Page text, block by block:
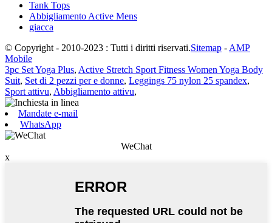
Tank Tops
Abbigliamento Active Mens
giacca
© Copyright - 2010-2023 : Tutti i diritti riservati.Sitemap - AMP
Mobile
3pc Set Yoga Plus, Active Stretch Sport Fitness Women Yoga Body
Suit, Set di 2 pezzi per e donne, Leggings 75 nylon 25 spandex,
Sport attivu, Abbigliamento attivu,
Mandate e-mail
WhatsApp
WeChat
x